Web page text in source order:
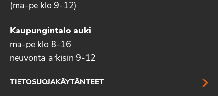
(ma-pe klo 9-12)
Kaupungintalo auki
ma-pe klo 8-16
neuvonta arkisin 9-12
TIETOSUOJAKÄYTÄNTEET